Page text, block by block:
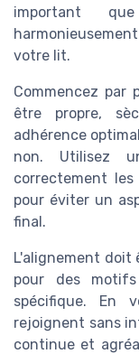
important
votre lit.
Commencez par
être propre,
adhérence
non. Utilisez
correctement
pour éviter un
final.
L'alignement doit
pour des
spécifique. En
rejoignent sans
continue et